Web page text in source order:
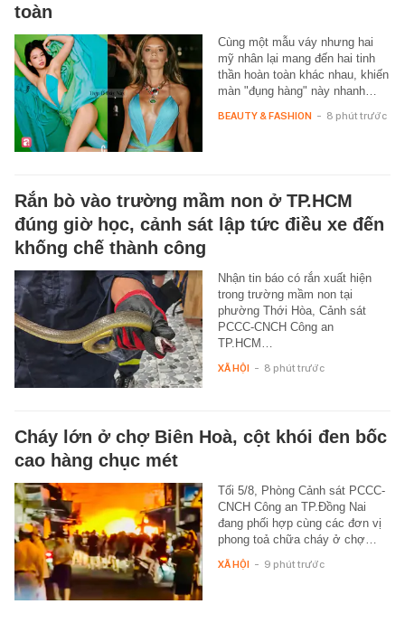
toàn
Cùng một mẫu váy nhưng hai
mỹ nhân lại mang đến hai tinh
thần hoàn toàn khác nhau, khiến
màn "đụng hàng" này nhanh…
BEAUTY & FASHION - 8 phút trước
Rắn bò vào trường mầm non ở TP.HCM
đúng giờ học, cảnh sát lập tức điều xe đến
khống chế thành công
Nhận tin báo có rắn xuất hiện
trong trường mầm non tại
phường Thới Hòa, Cảnh sát
PCCC-CNCH Công an
TP.HCM…
XÃ HỘI - 8 phút trước
Cháy lớn ở chợ Biên Hoà, cột khói đen bốc
cao hàng chục mét
Tối 5/8, Phòng Cảnh sát PCCC-
CNCH Công an TP.Đồng Nai
đang phối hợp cùng các đơn vị
phong toả chữa cháy ở chợ…
XÃ HỘI - 9 phút trước